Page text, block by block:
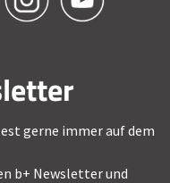
gerne immer auf dem
b+ Newsletter und